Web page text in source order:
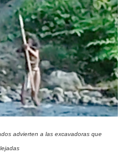
advierten a las excavadoras que